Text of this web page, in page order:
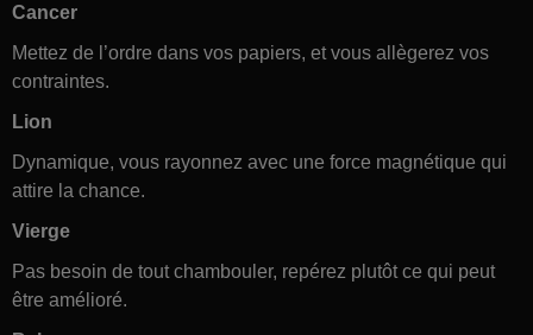
Cancer
Mettez de l’ordre dans vos papiers, et vous allègerez vos
contraintes.
Lion
Dynamique, vous rayonnez avec une force magnétique qui
attire la chance.
Vierge
Pas besoin de tout chambouler, repérez plutôt ce qui peut
être amélioré.